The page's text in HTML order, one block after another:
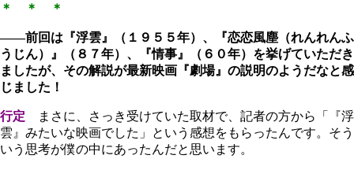
＊ ＊ ＊
――前回は『浮雲』（１９５５年）、『恋恋風塵（れんれんふ
うじん）』（８７年）、『情事』（６０年）を挙げていただき
ましたが、その解説が最新映画『劇場』の説明のようだなと感
じました！
行定 まさに、さっき受けていた取材で、記者の方から「『浮
雲』みたいな映画でした」という感想をもらったんです。そう
いう思考が僕の中にあったんだと思います。